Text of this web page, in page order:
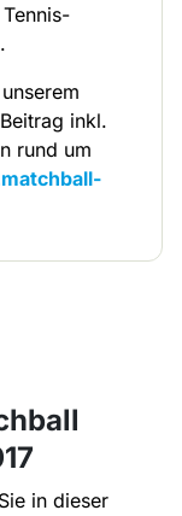
inkl.
rund um
in dieser